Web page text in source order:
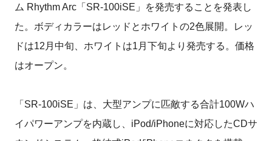
ム Rhythm Arc「SR-100iSE」を発売することを発表し
た。ボディカラーはレッドとホワイトの2色展開。レッ
ドは12月中旬、ホワイトは1月下旬より発売する。価格
はオープン。
「SR-100iSE」は、大型アンプに匹敵する合計100Wハ
イパワーアンプを内蔵し、iPod/iPhoneに対応したCDサ